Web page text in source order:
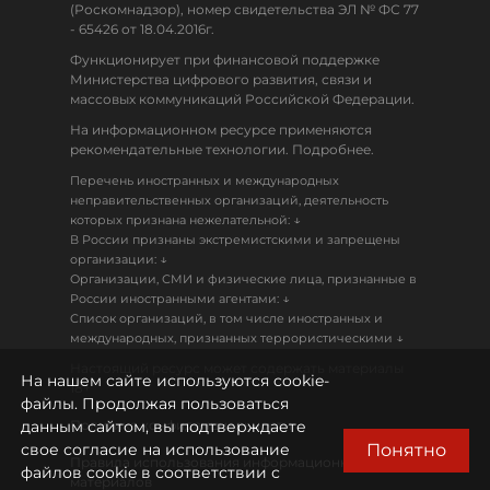
(Роскомнадзор), номер свидетельства ЭЛ № ФС 77
- 65426 от 18.04.2016г.
Функционирует при финансовой поддержке
Министерства цифрового развития, связи и
массовых коммуникаций Российской Федерации.
На информационном ресурсе применяются
рекомендательные технологии. Подробнее.
Перечень иностранных и международных
неправительственных организаций, деятельность
которых признана нежелательной: ↓
В России признаны экстремистскими и запрещены
организации: ↓
Организации, СМИ и физические лица, признанные в
России иностранными агентами: ↓
Список организаций, в том числе иностранных и
международных, признанных террористическими ↓
18+
Политика конфиденциальности
Правила использования информационных
материалов
На нашем сайте используются cookie-
файлы. Продолжая пользоваться
данным сайтом, вы подтверждаете
свое согласие на использование
файлов cookie в соответствии с
Понятно